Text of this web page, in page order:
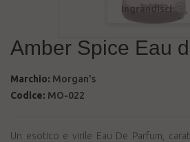
Ingrandisci
Amber Spice Eau
Marchio: Morgan's
Codice: MO-022
Un esotico e virile Eau De Parfum,